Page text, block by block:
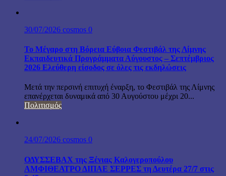
30/07/2026 cosmos 0
Το Μέγαρο στη Βόρεια Εύβοια Φεστιβάλ της Λίμνης
Εκπαιδευτικά Προγράμματα Αύγουστος – Σεπτέμβριος
2026 Ελεύθερη είσοδος σε όλες τις εκδηλώσεις
Μετά την περσινή επιτυχή έναρξη, το Φεστιβάλ της Λίμνης
επανέρχεται δυναμικά από 30 Αυγούστου μέχρι 20...
Πολιτισμός
24/07/2026 cosmos 0
ΟΔΥΣΣΕΒΑΧ της Ξένιας Καλογεροπούλου
ΑΜΦΙΘΕΑΤΡΟ ΔΙΠΑΕ ΣΕΡΡΕΣ τη Δευτέρα 27/7 στις